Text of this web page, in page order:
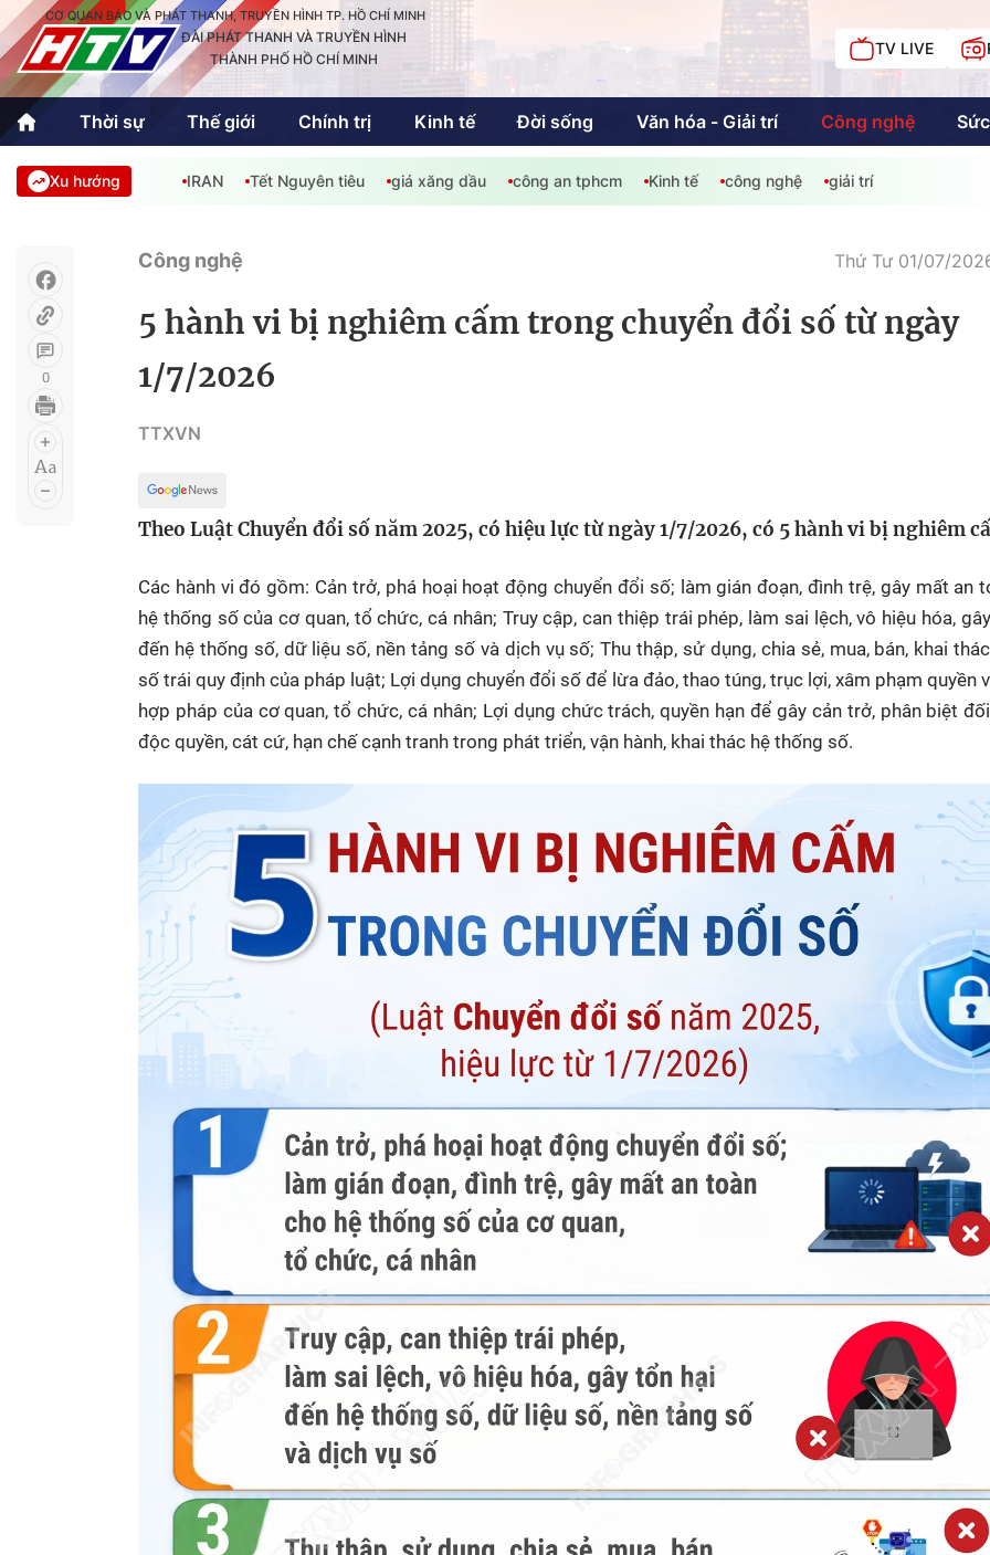
CƠ QUAN BÁO VÀ PHÁT THANH, TRUYỀN HÌNH TP. HỒ CHÍ MINH
ĐÀI PHÁT THANH VÀ TRUYỀN HÌNH
THÀNH PHỐ HỒ CHÍ MINH
TV LIVE
Thời sự Thế giới Chính trị Kinh tế Đời sống Văn hóa - Giải trí Công nghệ
Thời sự
Thể thao
Quốc tế
Văn hóa - Giải trí
Giáo dục Kinh tế
An Sinh
Hồ Chí Minh
Chuyển đổi số
ngủ
Chậm
Bé xem gì
Mái ấm gia đình
Việt
khác
Phim tài liệu
Ngày hội HTV
Innovation Fest
Chung một tấm
lòng
Xu hướng IRAN Tết Nguyên tiêu giá xăng dầu công an tphcm Kinh tế công nghệ giải trí
0
Công nghệ Thứ Tư 01/07/
5 hành vi bị nghiêm cấm trong chuyển đổi số từ ngày
1/7/2026
TTXVN
Theo Luật Chuyển đổi số năm 2025, có hiệu lực từ ngày 1/7/2026, có 5 hành vi bị nghiêm
Các hành vi đó gồm: Cản trở, phá hoại hoạt động chuyển đổi số; làm gián đoạn, đình trệ, gây mất an
hệ thống số của cơ quan, tổ chức, cá nhân; Truy cập, can thiệp trái phép, làm sai lệch, vô hiệu hóa,
đến hệ thống số, dữ liệu số, nền tảng số và dịch vụ số; Thu thập, sử dụng, chia sẻ, mua, bán, khai
số trái quy định của pháp luật; Lợi dụng chuyển đổi số để lừa đảo, thao túng, trục lợi, xâm phạm quyền
hợp pháp của cơ quan, tổ chức, cá nhân; Lợi dụng chức trách, quyền hạn để gây cản trở, phân biệt
độc quyền, cát cứ, hạn chế cạnh tranh trong phát triển, vận hành, khai thác hệ thống số.